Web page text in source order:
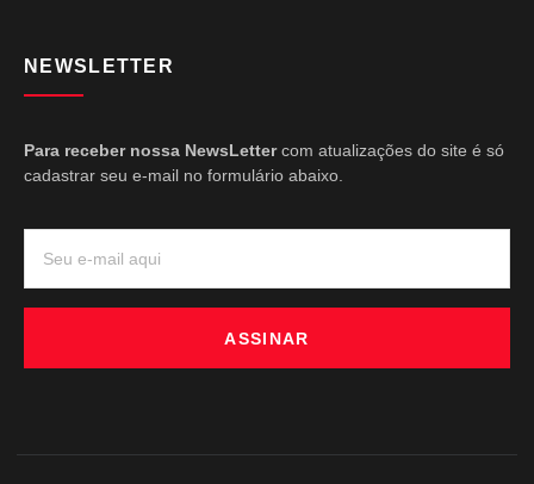
NEWSLETTER
Para receber nossa NewsLettercom atualizações do site é só
cadastrar seu e-mail no formulário abaixo.
ASSINAR